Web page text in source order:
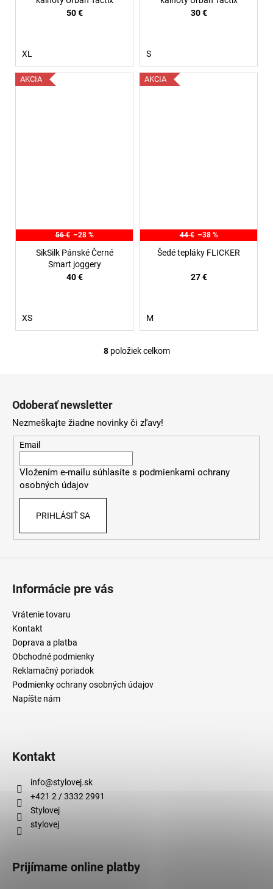
50 €
XL
30 €
S
AKCIA
56 € –28 %
SikSilk Pánské Černé
Smart joggery
40 €
XS
AKCIA
44 € –38 %
Šedé tepláky FLICKER
27 €
M
O
a
c
p
v
ý
8položiek celkom
Odoberať newsletter
Nezmeškajte žiadne novinky či zľavy!
Email
Vložením e-mailu súhlasíte s podmienkami ochrany
osobných údajov
PRIHLÁSIŤ SA
Informácie pre vás
Vrátenie tovaru
Kontakt
Doprava a platba
Obchodné podmienky
Reklamačný poriadok
Podmienky ochrany osobných údajov
Napíšte nám
Kontakt
info@stylovej.sk
+421 2 / 3332 2991
Stylovej
stylovej
Prijímame online platby